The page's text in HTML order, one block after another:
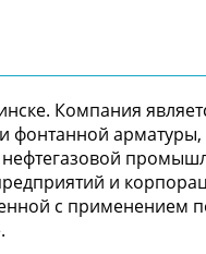
Компания
арматуры,
и
с применением